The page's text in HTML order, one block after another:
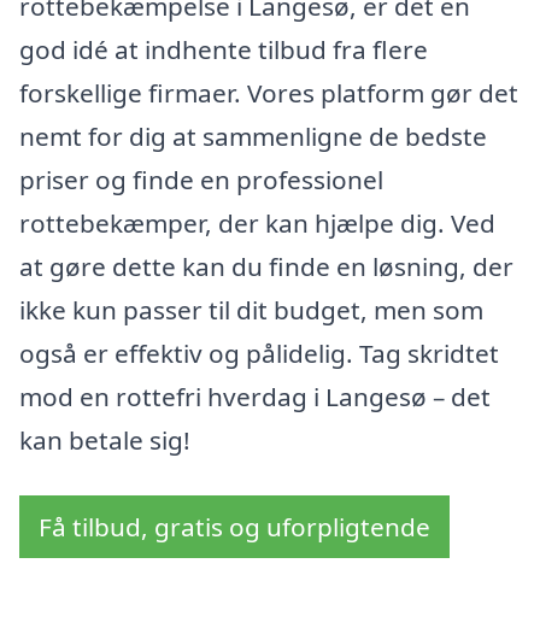
god idé at indhente tilbud fra flere
forskellige firmaer. Vores platform gør det
nemt for dig at sammenligne de bedste
priser og finde en professionel
rottebekæmper, der kan hjælpe dig. Ved
at gøre dette kan du finde en løsning, der
ikke kun passer til dit budget, men som
også er effektiv og pålidelig. Tag skridtet
mod en rottefri hverdag i Langesø – det
kan betale sig!
Få tilbud, gratis og uforpligtende